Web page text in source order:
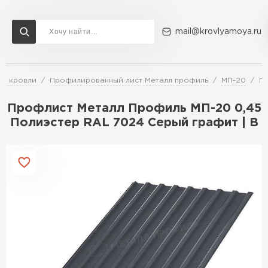
mail@krovlyamoya.ru
кровли Профилированный лист Металл профиль МП-20
Профлист Металл Профиль МП-20 0,45
Полиэстер RAL 7024 Серый графит | B
Сервисы расчета
Расчет штакетника для забора
Расчет водостока
Расчет фальцевой кровли
Расчет кровли из металлочерепицы
Доставка Контакты
ПЕРЕЙТИ